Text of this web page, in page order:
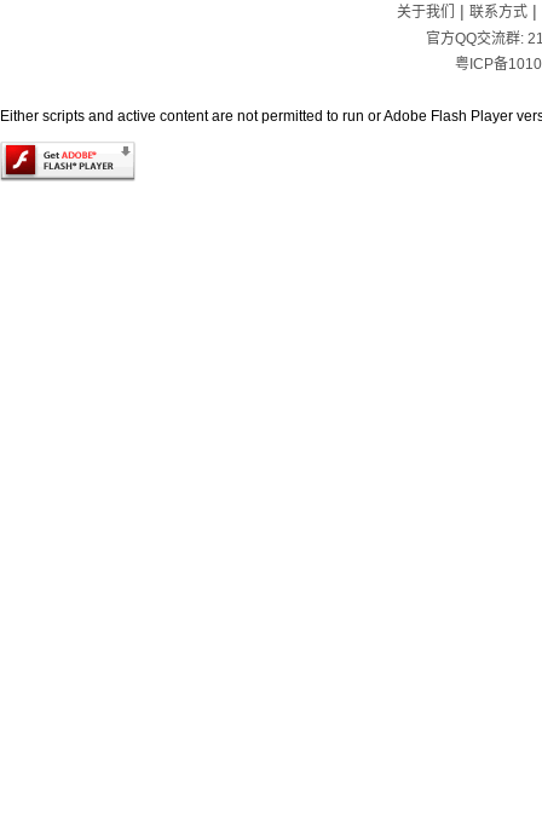
关于我们 | 联系方式|
官方QQ交流群:
粤ICP备
Either scripts and active content are not permitted to run or Adobe Flash Player